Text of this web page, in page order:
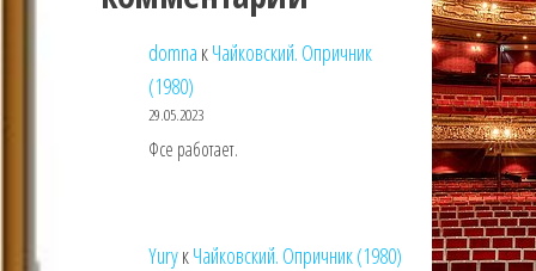
domna кЧайковский. Опричник
(1980)
29.05.2023
Фсе работает.
YuryкЧайковский. Опричник (1980)